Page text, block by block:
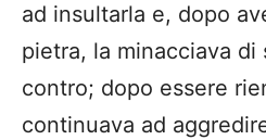
ad insultarla e, dopo
pietra, la minacciava di
contro; dopo essere
continuava ad